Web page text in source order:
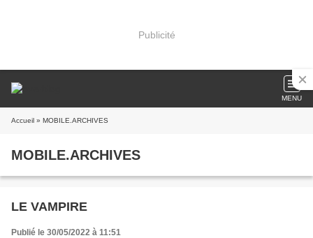
Publicité
MENU
Accueil » MOBILE.ARCHIVES
MOBILE.ARCHIVES
LE VAMPIRE
Publié le 30/05/2022 à 11:51